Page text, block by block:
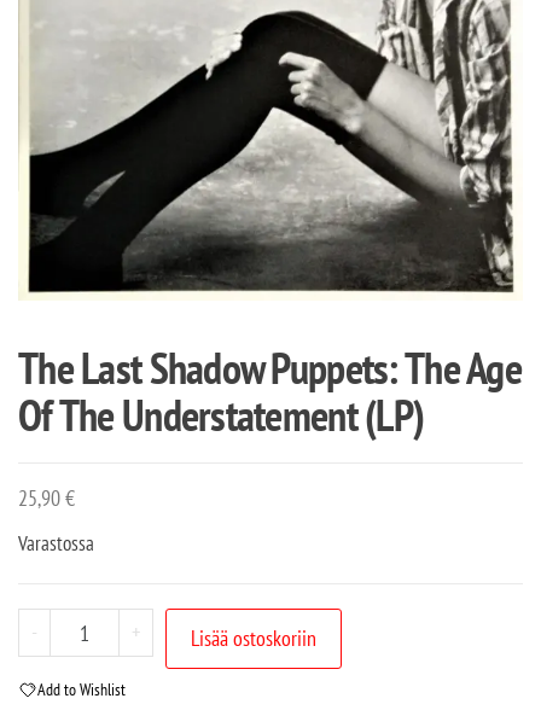
The Last Shadow Puppets: The Age
Of The Understatement (LP)
25,90€
Varastossa
- + Lisää ostoskoriin
Add to Wishlist